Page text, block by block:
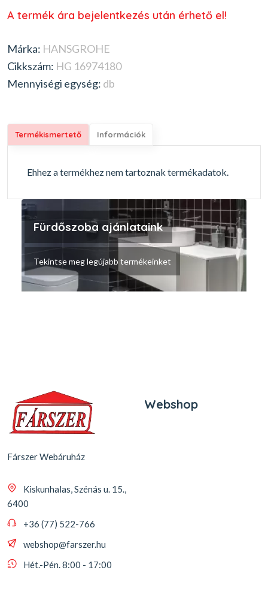
A termék ára bejelentkezés után érhető el!
Márka: HANSGROHE
Cikkszám: HG 16974180
Mennyiségi egység: db
Termékismertető Információk
Ehhez a termékhez nem tartoznak termékadatok.
Fürdőszoba ajánlataink
Tekintse meg legújabb termékeinket
Fárszer Webáruház
Kiskunhalas, Szénás u. 15.,
6400
+36 (77) 522-766
webshop@farszer.hu
Hét.-Pén. 8:00 - 17:00
Webshop